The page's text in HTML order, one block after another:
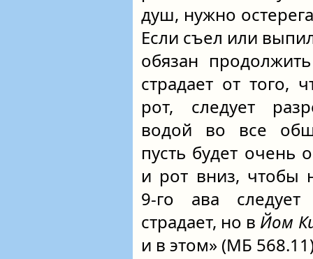
душ, нужно
Если съел или
обязан
страдает от того,
рот, следует
водой во все
пусть будет очень
и рот вниз, чтобы
9‑го ава
страдает, но в Йом
и в этом» (МБ